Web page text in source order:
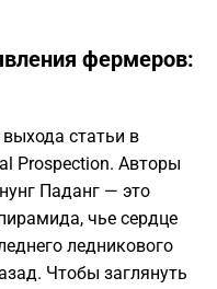
фермеров:
статьи в
Prospection. Авторы
Паданг — это
чье сердце
ледникового
Чтобы заглянуть